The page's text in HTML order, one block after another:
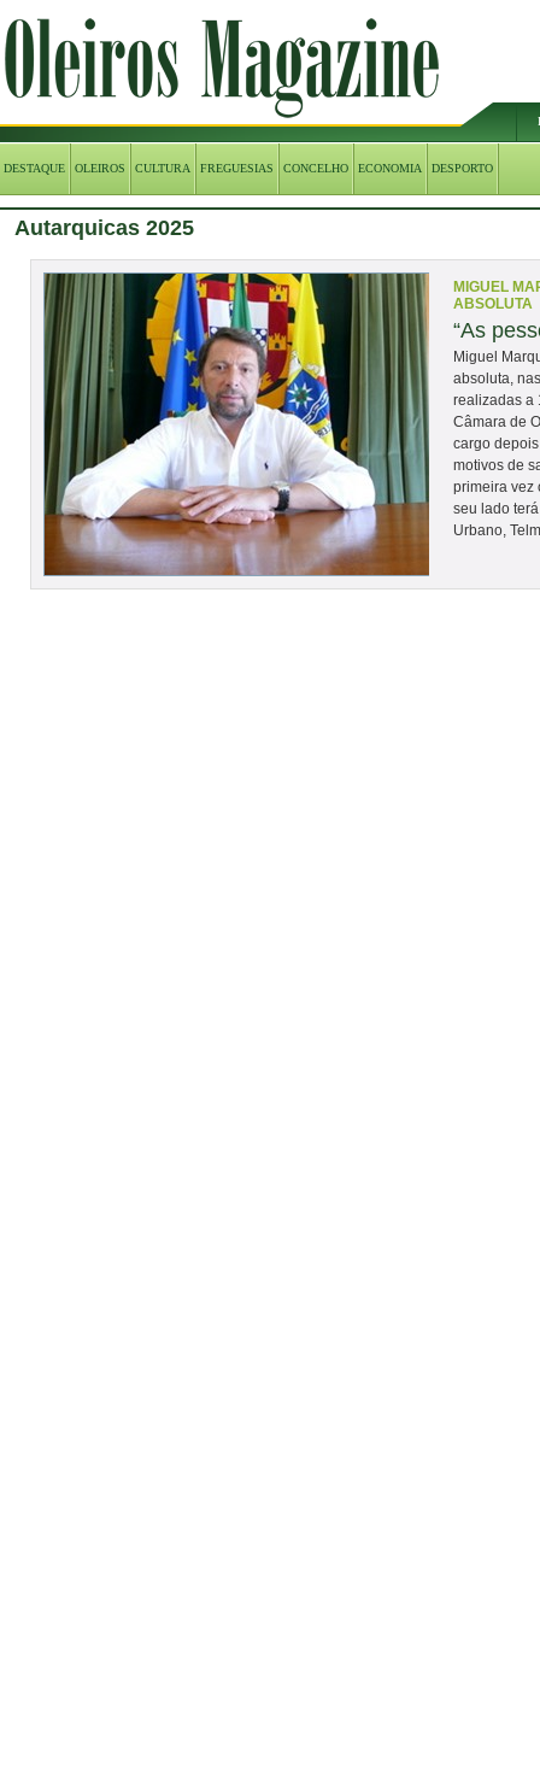
DESTAQUE OLEIROS CULTURA FREGUESIAS CONCELHO ECONOMIA DESPORTO
Autarquicas 2025
MIGUEL
ABSOLUTA
“As
Miguel
absoluta,
realizadas a
Câmara de
cargo
motivos de
primeira vez
seu lado
Urbano,